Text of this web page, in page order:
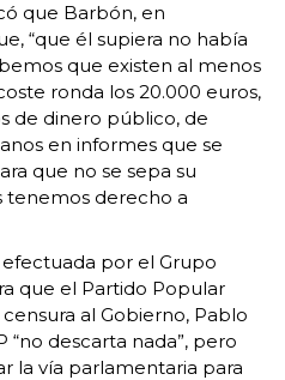
que Barbón, en
“que él supiera no había
que existen al menos
ronda los 20.000 euros,
de dinero público, de
en informes que se
que no se sepa su
tenemos derecho a
por el Grupo
que el Partido Popular
al Gobierno, Pablo
“no descarta nada”, pero
la vía parlamentaria para